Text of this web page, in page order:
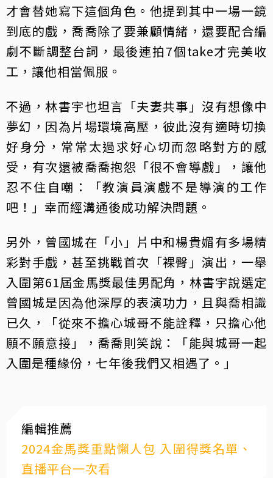
才會替她寫下這個角色。他提到其中一場一鏡
到底的戲，喬喬除了要兼顧情緒，還要配合編
劇不斷調整台詞，最後連拍7個take才完美收
工，讓他相當佩服。
不過，林書宇也坦言「夫妻共事」沒有想像中
夢幻，因為片場環境高壓，彼此沒有適時切換
好身分，常常太過求好心切而忽略對方的感
受，有次還被喬喬抱怨「很不會導戲」，讓他
忍不住自嘲：「教演員演戲不是導演的工作
吧！」幸而經溝通後成功解決問題。
另外，曾國城在「小」片中和楊貴媚有多場精
彩對手戲，甚至挑戰首次「裸臀」演出，一舉
入圍第61屆金馬獎最佳男配角，林書宇說選定
曾國城是因為他深厚的表演功力，且與喬相識
已久，「從來不擔心城哥不能詮釋，只擔心他
願不願意接」，喬喬則笑說：「能與城哥一起
入圍是種緣份，七年後我們又相遇了。」
編輯推薦
2024金馬獎重點懶人包 入圍得獎名單、
直播平台一次看